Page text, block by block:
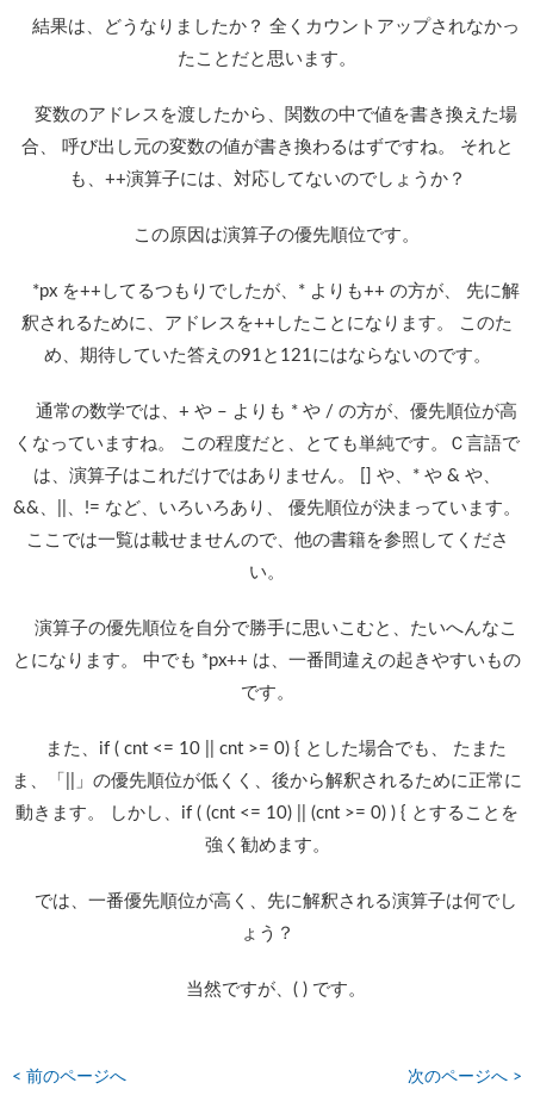
結果は、どうなりましたか？ 全くカウントアップされなかっ
たことだと思います。
変数のアドレスを渡したから、関数の中で値を書き換えた場
合、 呼び出し元の変数の値が書き換わるはずですね。 それと
も、++演算子には、対応してないのでしょうか？
この原因は演算子の優先順位です。
*px を++してるつもりでしたが、* よりも++ の方が、 先に解
釈されるために、アドレスを++したことになります。 このた
め、期待していた答えの91と121にはならないのです。
通常の数学では、+ や – よりも * や / の方が、優先順位が高
くなっていますね。 この程度だと、とても単純です。Ｃ言語で
は、演算子はこれだけではありません。 [] や、* や & や、
&&、||、!= など、いろいろあり、 優先順位が決まっています。
ここでは一覧は載せませんので、他の書籍を参照してくださ
い。
演算子の優先順位を自分で勝手に思いこむと、たいへんなこ
とになります。 中でも *px++ は、一番間違えの起きやすいもの
です。
また、if ( cnt <= 10 || cnt >= 0) { とした場合でも、 たまた
ま、「||」の優先順位が低くく、後から解釈されるために正常に
動きます。 しかし、if ( (cnt <= 10) || (cnt >= 0) ) { とすることを
強く勧めます。
では、一番優先順位が高く、先に解釈される演算子は何でし
ょう？
当然ですが、( ) です。
< 前のページへ 次のページへ >